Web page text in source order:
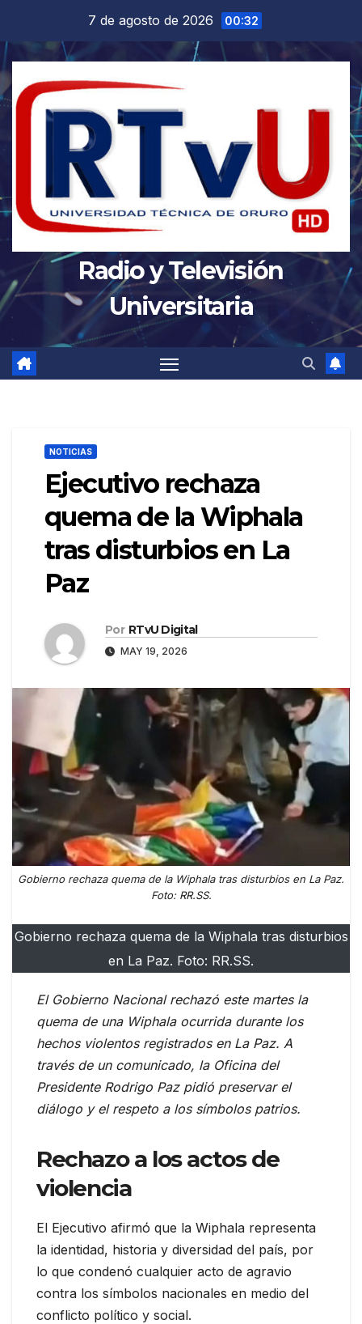
contenido
7 de agosto de 2026 00:32
Radio y Televisión
Universitaria
NOTICIAS
Ejecutivo rechaza
quema de la Wiphala
tras disturbios en La
Paz
Por RTvU Digital
MAY 19, 2026
Gobierno rechaza quema de la Wiphala tras disturbios en La Paz.
Foto: RR.SS.
Gobierno rechaza quema de la Wiphala tras disturbios
en La Paz. Foto: RR.SS.
El Gobierno Nacional rechazó este martes la
quema de una Wiphala ocurrida durante los
hechos violentos registrados en La Paz. A
través de un comunicado, la Oficina del
Presidente Rodrigo Paz pidió preservar el
diálogo y el respeto a los símbolos patrios.
Rechazo a los actos de
violencia
El Ejecutivo afirmó que la Wiphala representa
la identidad, historia y diversidad del país, por
lo que condenó cualquier acto de agravio
contra los símbolos nacionales en medio del
conflicto político y social.